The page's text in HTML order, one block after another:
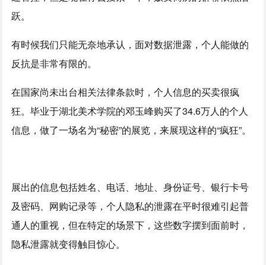
跃。
有时候我们只能无奈地承认，面对数据泄露，个人能做的
反抗是非常有限的。
在国家尚未出台相关法律条款时，个人信息的买卖很疯
狂。毕业于湖北美术学院的邓玉峰购买了34.6万人的个人
信息，做了一场名为“秘密”的展览，来展现这样的“疯狂”。
展出的信息包括姓名、电话、地址、身份证号、银行卡号
及密码、网购记录等，个人隐私的泄露在平时很难引起普
通人的重视，但在特定的场景下，这些数字摆到面前时，
隐私泄露就变得触目惊心。